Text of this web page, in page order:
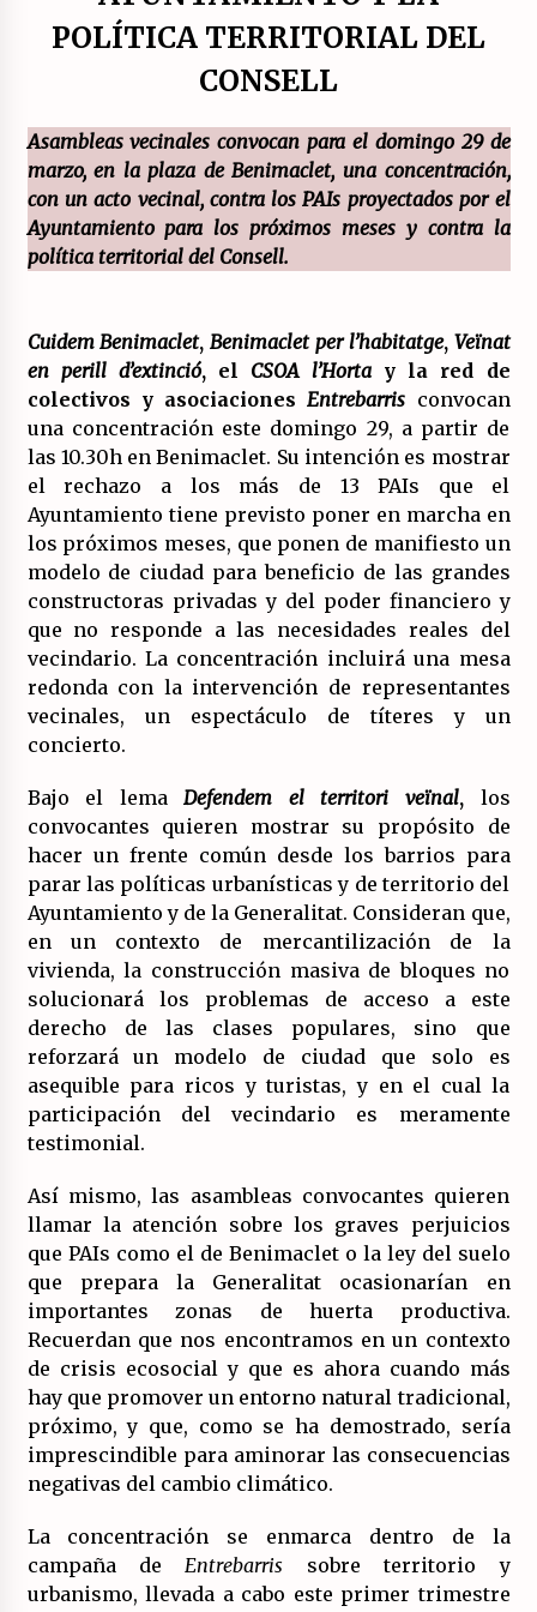
La OTAN acelera la militarización industrial
con un nuevo modelo de producción
16/07/2026
Actos en Valencia y Alicante contra la
represión del activismo por Palestina.
16/07/2026
para La Saleta y la línea C3.
16/07/2026
Declaración de Estambul por un Frente Común
contra la OTAN, el Imperialismo y la Guerra.
14/07/2026
El fuego no tiene la culpa en Los Gallardos
(Almería)
14/07/2026
POLÍTICA TERRITORIAL DEL
CONSELL
Asambleas vecinales convocan para el domingo 29 de
marzo, en la plaza de Benimaclet, una concentración,
con un acto vecinal, contra los PAIs proyectados por el
Ayuntamiento para los próximos meses y contra la
política territorial del Consell.
Cuidem Benimaclet,Benimaclet per l’habitatge, Veïnat
en perill d’extinció, el CSOA l’Horta y la red de
colectivos y asociacionesEntrebarris convocan
una concentración este domingo 29, a partir de
las 10.30h en Benimaclet. Su intención es mostrar
el rechazo a los más de 13 PAIs que el
Ayuntamiento tiene previsto poner en marcha en
los próximos meses, que ponen de manifiesto un
modelo de ciudad para beneficio de las grandes
constructoras privadas y del poder financiero y
que no responde a las necesidades reales del
vecindario. La concentración incluirá una mesa
redonda con la intervención de representantes
vecinales, un espectáculo de títeres y un
concierto.
Bajo el lemaDefendem el territori veïnal,los
convocantes quieren mostrar su propósito de
hacer un frente común desde los barrios para
parar las políticas urbanísticas y de territorio del
Ayuntamiento y de la Generalitat. Consideran que,
en un contexto de mercantilización de la
vivienda, la construcción masiva de bloques no
solucionará los problemas de acceso a este
derecho de las clases populares, sino que
reforzará un modelo de ciudad que solo es
asequible para ricos y turistas, y en el cual la
participación del vecindario es meramente
testimonial.
Así mismo, las asambleas convocantes quieren
llamar la atención sobre los graves perjuicios
que PAIs como el de Benimaclet o la ley del suelo
que prepara la Generalitat ocasionarían en
importantes zonas de huerta productiva.
Recuerdan que nos encontramos en un contexto
de crisis ecosocial y que es ahora cuando más
hay que promover un entorno natural tradicional,
próximo, y que, como se ha demostrado, sería
imprescindible para aminorar las consecuencias
negativas del cambio climático.
La concentración se enmarca dentro de la
campaña deEntrebarris sobre territorio y
urbanismo, llevada a cabo este primer trimestre